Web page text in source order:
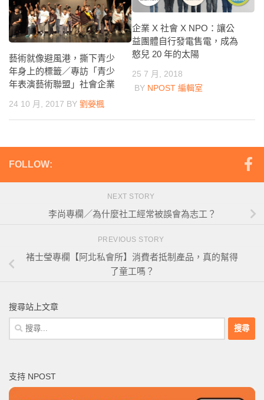
藝術就像避風港，撕下青少
年身上的標籤／專訪「青少
年表演藝術聯盟」社會企業
24 10 月, 2017 BY 劉嫈楓
企業 X 社會 X NPO：讓公
益團體自行發電售電，成為
憨兒 20 年的太陽
25 7 月, 2018
BY NPOST 編輯室
FOLLOW:
NEXT STORY
李尚專欄／為什麼社工經常被誤會為志工？
PREVIOUS STORY
褚士瑩專欄【阿北私會所】消費者抵制產品，真的幫得
了童工嗎？
搜尋站上文章
搜
尋
字:
支持 NPOST